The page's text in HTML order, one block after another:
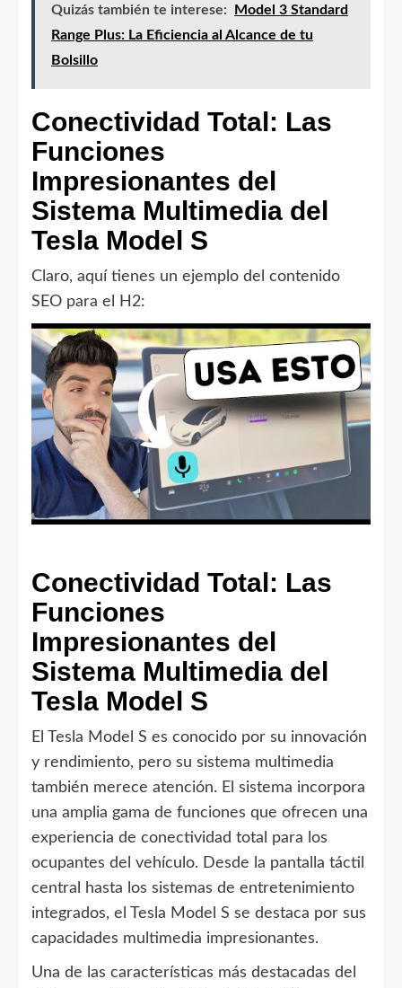
Quizás también te interese:
Model 3 Standard
Range Plus: La Eficiencia al Alcance de tu
Bolsillo
Conectividad Total: Las
Funciones
Impresionantes del
Sistema Multimedia del
Tesla Model S
Claro, aquí tienes un ejemplo del contenido
SEO para el H2:
Conectividad Total: Las
Funciones
Impresionantes del
Sistema Multimedia del
Tesla Model S
El Tesla Model S es conocido por su innovación
y rendimiento, pero su sistema multimedia
también merece atención. El sistema incorpora
una amplia gama de funciones que ofrecen una
experiencia de conectividad total para los
ocupantes del vehículo. Desde la pantalla táctil
central hasta los sistemas de entretenimiento
integrados, el Tesla Model S se destaca por sus
capacidades multimedia impresionantes.
Una de las características más destacadas del